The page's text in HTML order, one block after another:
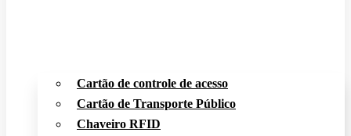
Cartão de controle de acesso
Cartão de Transporte Público
Chaveiro RFID